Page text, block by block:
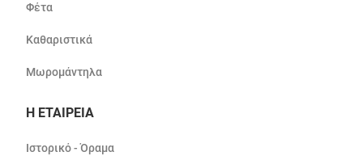
Φέτα
Καθαριστικά
Μωρομάντηλα
Η ΕΤΑΙΡΕΙΑ
Ιστορικό - Όραμα